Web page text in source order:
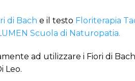
di Bach e il testo Floriterapia
Scuola di Naturopatia.
ad utilizzare i Fiori di
Leo.